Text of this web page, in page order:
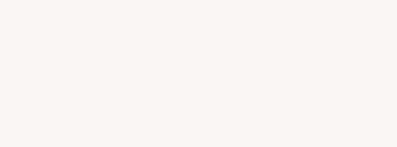
hoeft u niet onnodig te wachten en
werken die per schip
reinigen van het monument. In veel